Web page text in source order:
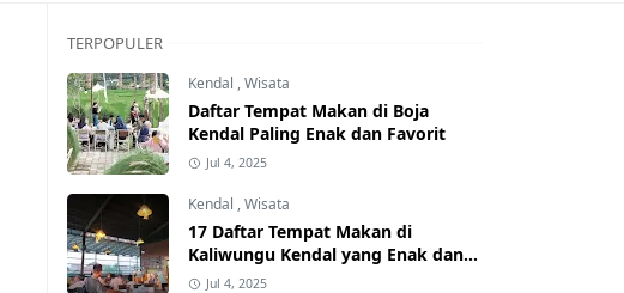
TERPOPULER
Kendal ,Wisata
Daftar Tempat Makan di Boja
Kendal Paling Enak dan Favorit
Jul 4, 2025
Kendal ,Wisata
17 Daftar Tempat Makan di
Kaliwungu Kendal yang Enak dan
Populer
Jul 4, 2025